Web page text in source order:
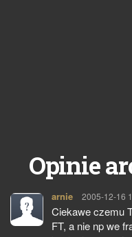
Opinie
arnie pisze:
2005-12-16
Ciekawe czemu
FT, a nie np we